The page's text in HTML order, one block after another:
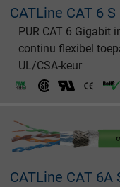
CATLine CAT 6 S
PUR CAT 6 Gigabit
continu flexibel
UL/CSA-keur
CATLine CAT 6A